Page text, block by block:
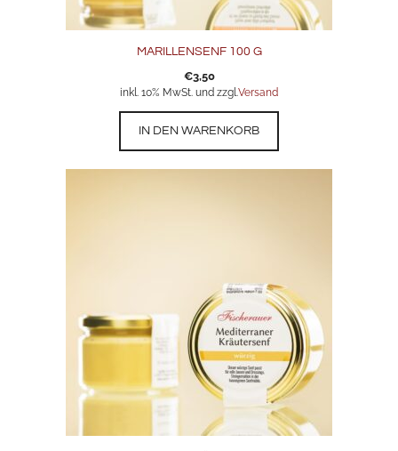
MARILLENSENF 100 G
€3,50
inkl. 10% MwSt. und zzgl.Versand
IN DEN WARENKORB